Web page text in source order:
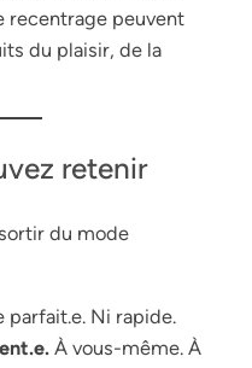
recentrage peuvent
du plaisir, de la
retenir
du mode
parfait.e. Ni rapide.
À vous-même. À